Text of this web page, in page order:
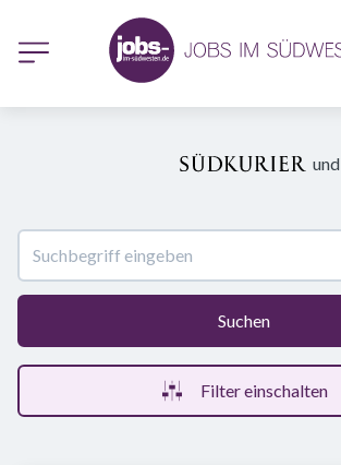
und
Suchen
Filter einschalten